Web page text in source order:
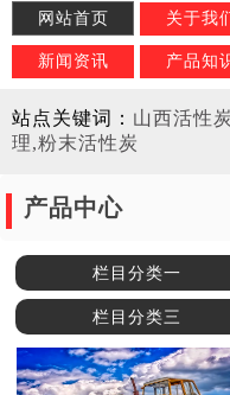
网站首页 关于我
新闻资讯 产品知
站点关键词： 山西活性
理,粉末活性炭
产品中心
栏目分类一
栏目分类三